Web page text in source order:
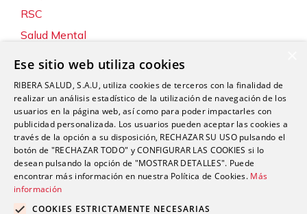
RSC
Salud Mental
Servicios
Sostenibilidad y Medio Ambiente
Tecnología
Traumatología y Cirugía Ortopédica
Unidad de Tráfico
Urgencias
Urología
Ese sitio web utiliza cookies
RIBERA SALUD, S.A.U, utiliza cookies de terceros con la finalidad de
realizar un análisis estadístico de la utilización de navegación de los
usuarios en la página web, así como para poder impactarles con
publicidad personalizada. Los usuarios pueden aceptar las cookies a
través de la opción a su disposición, RECHAZAR SU USO pulsando el
botón de "RECHAZAR TODO" y CONFIGURAR LAS COOKIES si lo
desean pulsando la opción de "MOSTRAR DETALLES". Puede
encontrar más información en nuestra Política de Cookies. Más
información
COOKIES ESTRICTAMENTE NECESARIAS